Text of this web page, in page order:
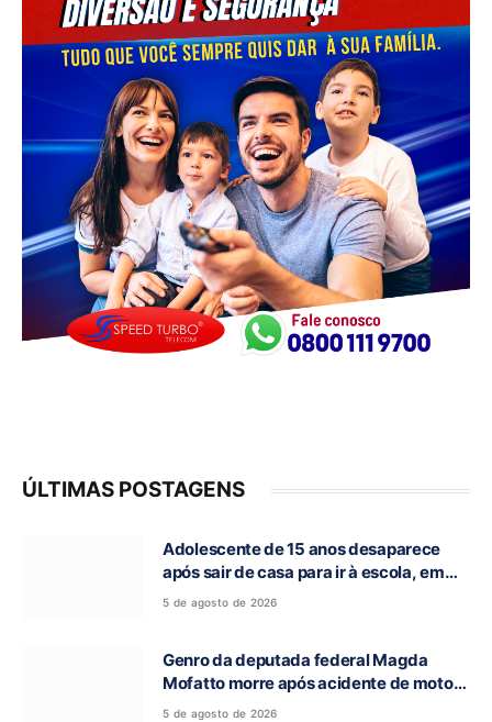
ÚLTIMAS POSTAGENS
Adolescente de 15 anos desaparece
após sair de casa para ir à escola, em
Campos Belos-GO
5 de agosto de 2026
Genro da deputada federal Magda
Mofatto morre após acidente de moto
na BR-153
5 de agosto de 2026